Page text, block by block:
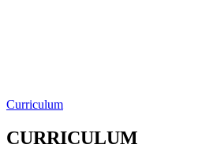
Curriculum
CURRICULUM